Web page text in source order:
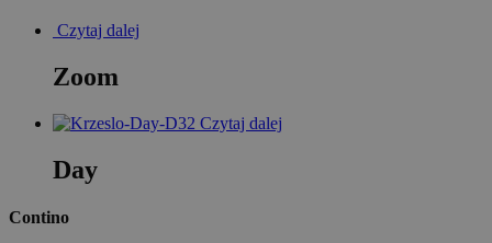
Czytaj dalej
Zoom
Czytaj dalej
Day
Contino